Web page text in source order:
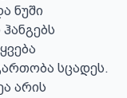
ნუში
სცადეს.
არის